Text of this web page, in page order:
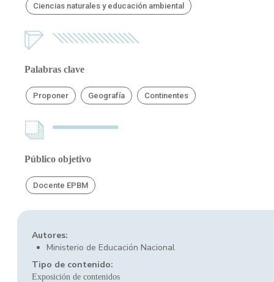
Ciencias naturales y educación ambiental
Palabras clave
Proponer Geografía Continentes
Público objetivo
Docente EPBM
Autores:
Ministerio de Educación Nacional
Tipo de contenido:
Exposición de contenidos